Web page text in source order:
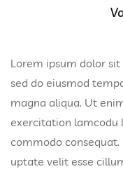
Lorem ipsum dolor
sed do eiusmod
magna aliqua. Ut
exercitation lamcodu
commodo
uptate velit esse